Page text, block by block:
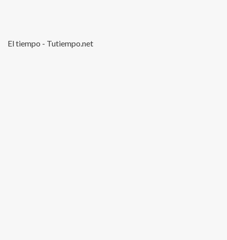
El tiempo - Tutiempo.net